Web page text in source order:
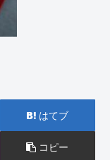
はてブ
コピー